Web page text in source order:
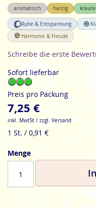
aromatisch harzig
Ruhe & Entspannung
Harmonie & Freude
Schreibe die erste
Sofort lieferbar
Preis pro Packung
7,25 €
inkl. MwtSt / zzgl. Versand
1 St. / 0,91 €
Menge